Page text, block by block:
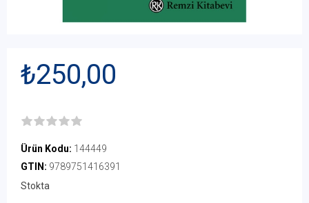
₺250,00
Ürün Kodu: 144449
GTIN: 9789751416391
Stokta